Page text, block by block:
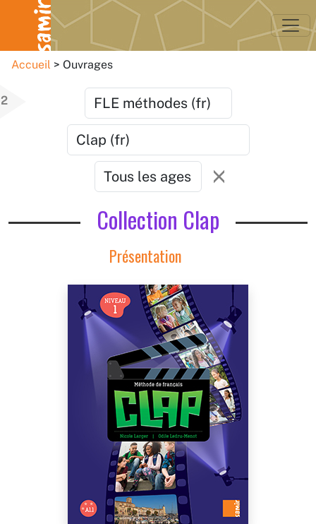
Accueil Ouvrages
2
Collection Clap
Présentation